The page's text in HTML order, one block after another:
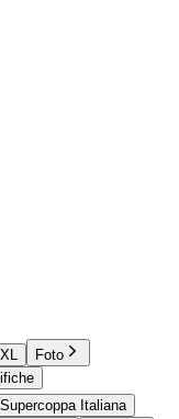
Foto
Supercoppa Italiana